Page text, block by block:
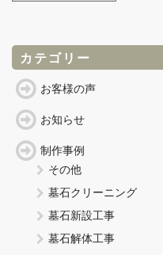
ブ カテゴリー
お客様の声
お知らせ
制作事例
その他
墓石クリーニング
墓石新設工事
墓石解体工事